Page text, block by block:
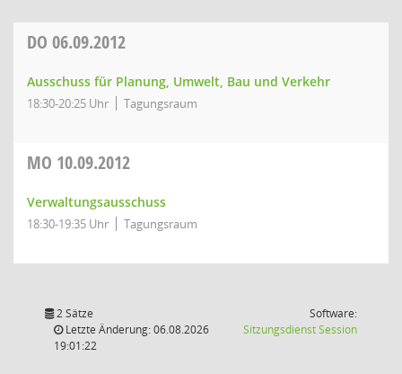
DO 06.09.2012
Ausschuss für Planung, Umwelt, Bau und Verkehr
18:30-20:25 Uhr Tagungsraum
MO 10.09.2012
Verwaltungsausschuss
18:30-19:35 Uhr Tagungsraum
2 Sätze
Letzte Änderung: 06.08.2026
19:01:22
Software:
SitzungsdienstSession(Wird in